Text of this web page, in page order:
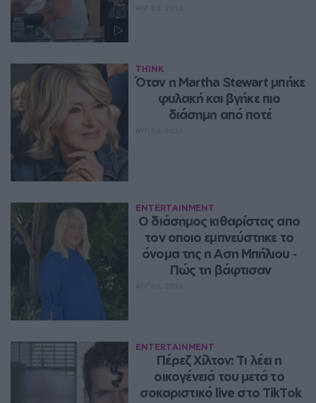
THINK
Όταν η Martha Stewart μπήκε
φυλακή και βγήκε πιο
διάσημη από ποτέ
ENTERTAINMENT
Ο διάσημος κιθαρίστας απο
τον οποιο εμπνεύστηκε το
όνομα της η Αση Μπήλιου ‑
Πώς τη βάφτισαν
ENTERTAINMENT
Πέρεζ Χίλτον: Τι λέει η
οικογένειά του μετά το
σοκαριστικό live στο TikTok